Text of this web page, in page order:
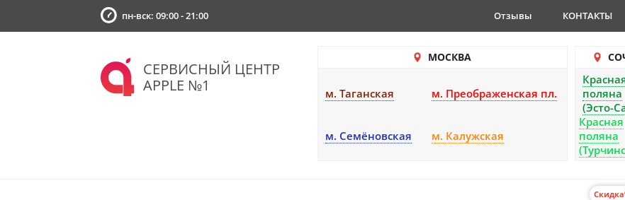
пн-вск: 09:00 - 21:00 Отзывы КОНТАКТЫ
СЕРВИСНЫЙ ЦЕНТР
APPLE №1
МОСКВА
м. Таганская м. Преображенская пл.
м. Семёновская м. Калужская
поляна
(Эсто-
Красная
поляна